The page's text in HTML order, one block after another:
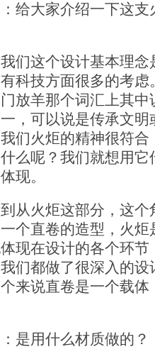
大家介绍一下这支
这个设计基本理念
科技方面很多的考
放羊那个词汇上其
，可以说是传承文
们火炬的精神很符
么呢？我们就想用
现。
火炬这部分，这个
个直卷的造型，火
现在设计的各个环
们都做了很深入的
来说直卷是一个载
用什么材质做的？